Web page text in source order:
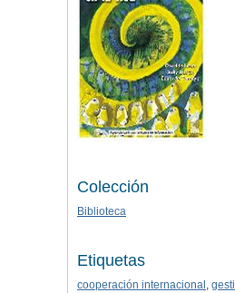
Colección
Biblioteca
Etiquetas
cooperación internacional ,